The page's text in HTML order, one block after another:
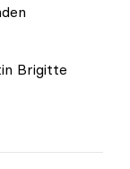
Brigitte
an